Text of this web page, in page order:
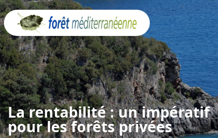
La rentabilité : un impératif
pour les forêts privées
Panneau de gestion des cookies